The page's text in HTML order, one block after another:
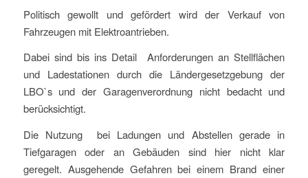
Politisch gewollt und gefördert wird der Verkauf von
Fahrzeugen mit Elektroantrieben.
Dabei sind bis ins Detail Anforderungen an Stellflächen
und Ladestationen durch die Ländergesetzgebung der
LBO`s und der Garagenverordnung nicht bedacht und
berücksichtigt.
Die Nutzung bei Ladungen und Abstellen gerade in
Tiefgaragen oder an Gebäuden sind hier nicht klar
geregelt. Ausgehende Gefahren bei einem Brand einer